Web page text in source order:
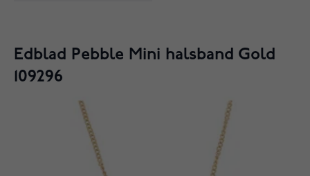
Edblad Pebble Mini halsband Gold
109296